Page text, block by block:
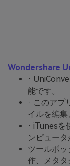
Wondershare
·
能です。
· このアプ
イルを編集
· iTunesを
ンピュー
ツールボ
作、メタタ